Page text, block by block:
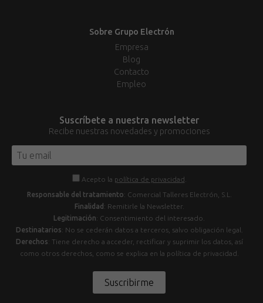
Sobre Grupo Electrón
Empresa
Blog
Contacto
Empleo
Suscríbete a nuestra newsletter
Recibe nuestras novedades y promociones
Acepto la política de privacidad
Responsable del tratamiento: Comercial Talleres Electrón, S.L.
Finalidad : Remitirle la Newsletter.
Legitimación: Consentimiento del interesado.
Destinatarios: No se cederán datos a terceros, salvo obligación legal.
Derechos: Tiene derecho a acceder, rectificar y suprimir los datos, así
como otros derechos, como se explica en la política de privacidad.
Suscribirme